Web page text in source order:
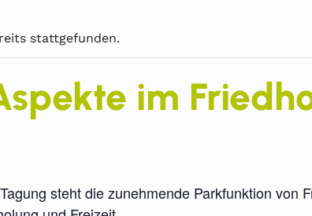
stattgefunden.
im
steht die zunehmende Parkfunktion